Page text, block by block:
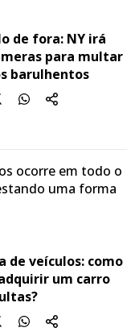
de fora: NY irá
para multar
barulhentos
ocorre em todo o
uma forma
de veículos: como
um carro